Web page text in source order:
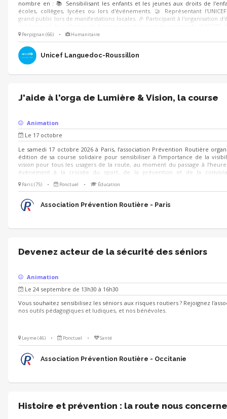
nombre en : 📚 Sensibilisant les enfants et les jeunes aux droits de
écoles, collèges, lycées ou lors d'événements. 🤝 Représentant
grand public lors de manifestations locales. 🎉 Participant à l'organisation
de l'enfant nous concernent tous ! Mobilisez-vous à nos côtés.
Perpignan (66) • Humanitaire
Unicef Languedoc-Roussillon
J'aide à l'orga de Lumière & Vision, la course
Animation
Le 17 octobre
Le samedi 17 octobre 2026 à Paris, l’association Prévention Routière
édition de sa course solidaire pour sensibiliser à l’importance de la
vision pour tous les usagers de la route, au moment du passage à l’heure
évènement à la croisée du sport, de la prévention et de la
l’événement. Plusieurs missions sont proposées : - Retrait des
Commissariat de course, ravitaillement...
Paris (75) • Ponctuel • Éducation
Association Prévention Routière - Paris
Devenez acteur de la sécurité des séniors
Animation
Le 24 septembre de 13h30 à 16h30
Vous souhaitez sensibilisez les séniors aux risques routiers ? Rejoignez
nos outils pédagogiques et ludiques, et nos bénévoles.
Leyme (46) • Ponctuel • Santé
Association Prévention Routière - Occitanie
Histoire et prévention : la route nous concerne